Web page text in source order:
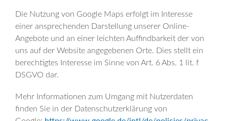
Die Nutzung von Google Maps erfolgt im Interesse
einer ansprechenden Darstellung unserer Online-
Angebote und an einer leichten Auffindbarkeit der von
uns auf der Website angegebenen Orte. Dies stellt ein
berechtigtes Interesse im Sinne von Art. 6 Abs. 1 lit. f
DSGVO dar.
Mehr Informationen zum Umgang mit Nutzerdaten
finden Sie in der Datenschutzerklärung von